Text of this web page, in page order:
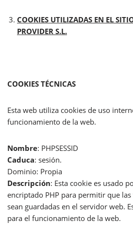
COOKIES UTILIZADAS EN EL
PROVIDER S.L.
COOKIES TÉCNICAS
Esta web utiliza cookies de uso
funcionamiento de la web.
Nombre: PHPSESSID
Caduca: sesión.
Dominio: Propia
Descripción: Esta cookie es usado
encriptado PHP para permitir que
sean guardadas en el servidor web.
para el funcionamiento de la web.